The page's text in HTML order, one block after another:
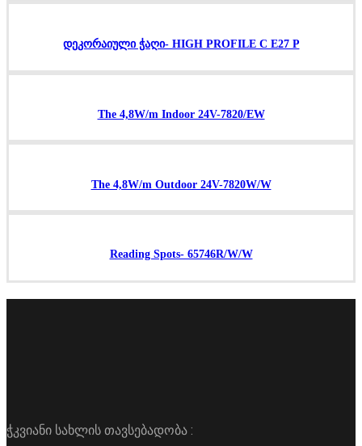
დეკორაიული ჭაღი- HIGH PROFILE C E27 P
The 4,8W/m Indoor 24V-7820/EW
The 4,8W/m Outdoor 24V-7820W/W
Reading Spots- 65746R/W/W
ჭკვიანი სახლის თავსებადობა :